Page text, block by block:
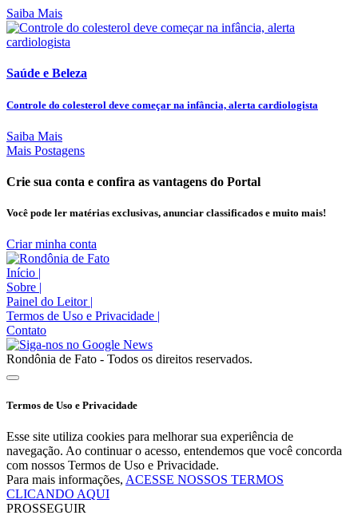
Saiba Mais
Saúde e Beleza
Controle do colesterol deve começar na infância, alerta cardiologista
Saiba Mais
Mais Postagens
Crie sua conta e confira as vantagens do Portal
Você pode ler matérias exclusivas, anunciar classificados e muito mais!
Criar minha conta
Início |
Sobre |
Painel do Leitor |
Termos de Uso e Privacidade |
Contato
Rondônia de Fato - Todos os direitos reservados.
Termos de Uso e Privacidade
Esse site utiliza cookies para melhorar sua experiência de
navegação. Ao continuar o acesso, entendemos que você concorda
com nossos Termos de Uso e Privacidade.
Para mais informações, ACESSE NOSSOS TERMOS
CLICANDO AQUI
PROSSEGUIR